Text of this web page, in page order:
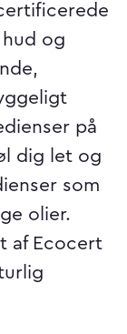
og
på
dig let og
som
olier.
af Ecocert